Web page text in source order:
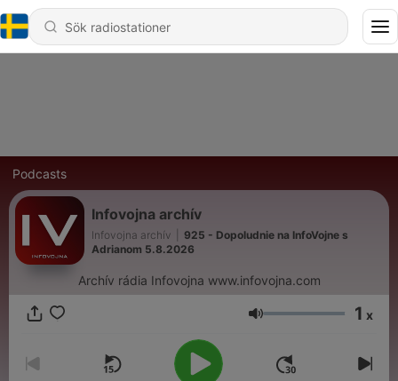
Podcasts
Infovojna archív
Infovojna archív
925 - Dopoludnie na InfoVojne s
Adrianom 5.8.2026
Archív rádia Infovojna www.infovojna.com
Volym 1 x